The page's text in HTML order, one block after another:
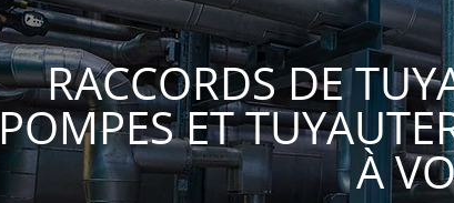
RACCORDS DE
POMPES ET
À